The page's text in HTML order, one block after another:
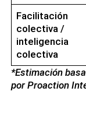
Facilitación
colectiva /
inteligencia
colectiva
*Estimación
por Proaction